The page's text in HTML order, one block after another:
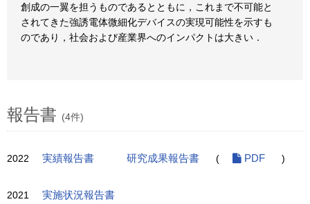
創成の一翼を担うものであるとともに，これまで不可能と
されてきた強誘電体微細化デバイスの実現可能性を示すも
のであり，社会および産業界へのインパクトは大きい．
報告書 (4件)
2022 実績報告書 研究成果報告書 ( PDF )
2021 実施状況報告書